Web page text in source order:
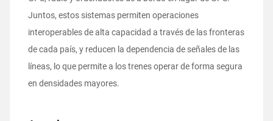
Juntos, estos sistemas permiten operaciones
interoperables de alta capacidad a través de las fronteras
de cada país, y reducen la dependencia de señales de las
líneas, lo que permite a los trenes operar de forma segura
en densidades mayores.